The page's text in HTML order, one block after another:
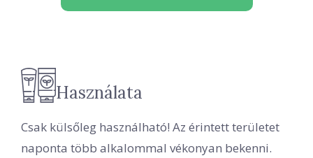
Használata
Csak külsőleg használható! Az érintett területet
naponta több alkalommal vékonyan bekenni.